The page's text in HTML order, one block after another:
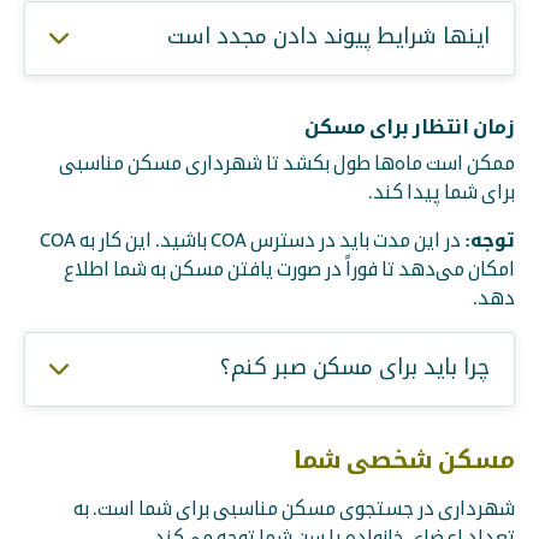
اینها شرایط پیوند دادن مجدد است
زمان انتظار برای مسکن
ممکن است ماه‌ها طول بکشد تا شهرداری مسکن مناسبی
برای شما پیدا کند.
توجه:
در این مدت باید در دسترس COA باشید. این کار به COA
امکان می‌دهد تا فوراً در صورت یافتن مسکن به شما اطلاع
دهد.
چرا باید برای مسکن صبر کنم؟
مسکن شخصی شما
شهرداری در جستجوی مسکن مناسبی برای شما است. به